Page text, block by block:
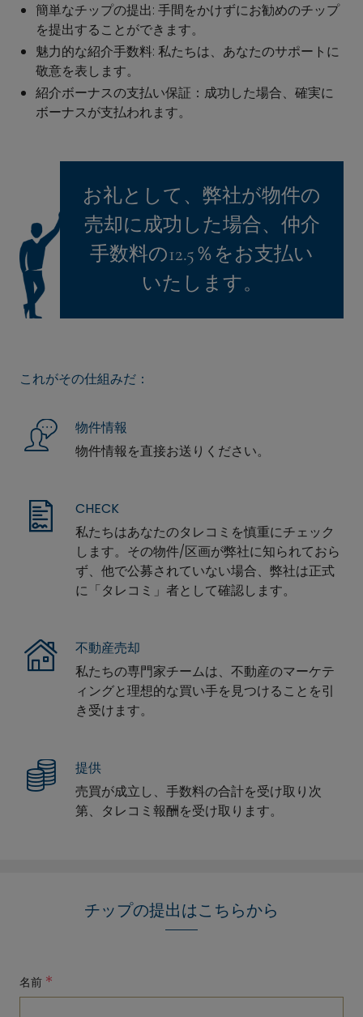
簡単なチップの提出: 手間をかけずにお勧めのチップ
を提出することができます。
魅力的な紹介手数料: 私たちは、あなたのサポートに
敬意を表します。
紹介ボーナスの支払い保証：成功した場合、確実に
ボーナスが支払われます。
お礼として、弊社が物件の
売却に成功した場合、仲介
手数料の12.5％をお支払い
いたします。
これがその仕組みだ：
物件情報
物件情報を直接お送りください。
CHECK
私たちはあなたのタレコミを慎重にチェック
します。その物件/区画が弊社に知られておら
ず、他で公募されていない場合、弊社は正式
に「タレコミ」者として確認します。
不動産売却
私たちの専門家チームは、不動産のマーケテ
ィングと理想的な買い手を見つけることを引
き受けます。
提供
売買が成立し、手数料の合計を受け取り次
第、タレコミ報酬を受け取ります。
チップの提出はこちらから
名前 *